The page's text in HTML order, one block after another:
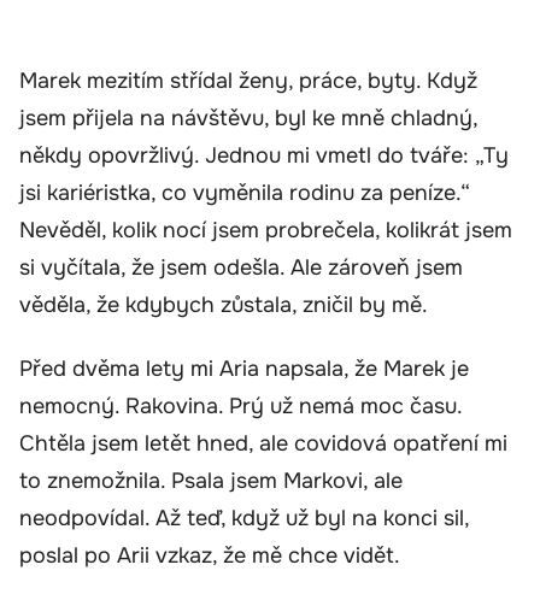
Marek mezitím střídal ženy, práce, byty. Když
jsem přijela na návštěvu, byl ke mně chladný,
někdy opovržlivý. Jednou mi vmetl do tváře: „Ty
jsi kariéristka, co vyměnila rodinu za peníze.“
Nevěděl, kolik nocí jsem probrečela, kolikrát jsem
si vyčítala, že jsem odešla. Ale zároveň jsem
věděla, že kdybych zůstala, zničil by mě.
Před dvěma lety mi Aria napsala, že Marek je
nemocný. Rakovina. Prý už nemá moc času.
Chtěla jsem letět hned, ale covidová opatření mi
to znemožnila. Psala jsem Markovi, ale
neodpovídal. Až teď, když už byl na konci sil,
poslal po Arii vzkaz, že mě chce vidět.